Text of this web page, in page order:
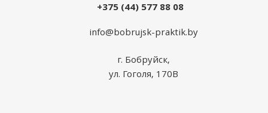
+375 (44) 577 88 08
info@bobrujsk-praktik.by
г. Бобруйск,
ул. Гоголя, 170В